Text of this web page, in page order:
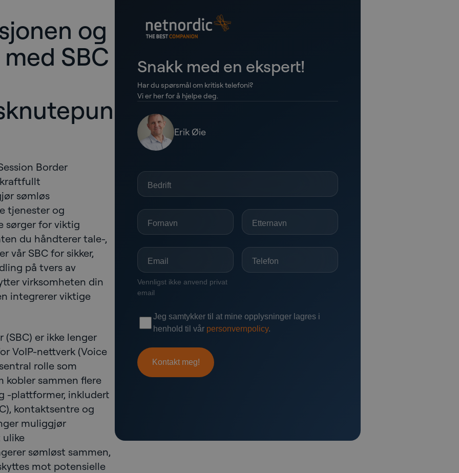
og
SBC
Border
sømløs
tjenester og
sørger for viktig
du håndterer tale-,
vår SBC for sikker,
på tvers av
virksomheten din
integrerer viktige
(SBC) er ikke lenger
VoIP-nettverk (Voice
rolle som
kobler sammen flere
-plattformer, inkludert
kontaktsentre og
muliggjør
sømløst sammen,
mot potensielle
Snakk med en ekspert!
Har du spørsmål om kritisk telefoni?
Vi er her for å hjelpe deg.
Erik Øie